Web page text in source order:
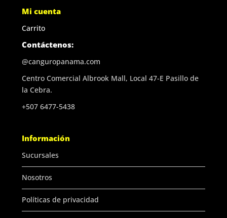
Mi cuenta
Carrito
Contáctenos:
@canguropanama.com
Centro Comercial Albrook Mall, Local 47-E Pasillo de
la Cebra.
+507 6477-5438
Información
Sucursales
Nosotros
Políticas de privacidad